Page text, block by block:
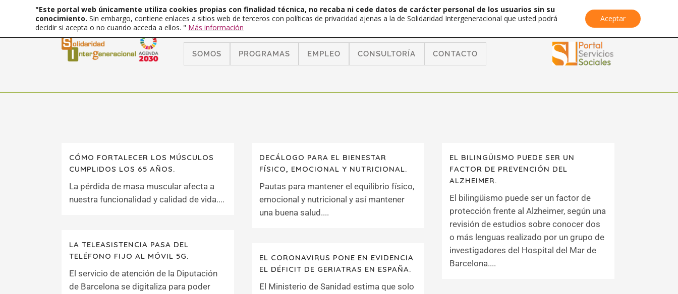
SOMOS PROGRAMAS EMPLEO CONSULTORÍA CONTACTO
CÓMO FORTALECER LOS MÚSCULOS
CUMPLIDOS LOS 65 AÑOS.
La pérdida de masa muscular afecta a
nuestra funcionalidad y calidad de vida....
DECÁLOGO PARA EL BIENESTAR
FÍSICO, EMOCIONAL Y NUTRICIONAL.
Pautas para mantener el equilibrio físico,
emocional y nutricional y así mantener
una buena salud....
EL BILINGÜISMO PUEDE SER UN
FACTOR DE PREVENCIÓN DEL
ALZHEIMER.
El bilingüismo puede ser un factor de
protección frente al Alzheimer, según una
revisión de estudios sobre conocer dos
o más lenguas realizado por un grupo de
investigadores del Hospital del Mar de
Barcelona....
LA TELEASISTENCIA PASA DEL
TELÉFONO FIJO AL MÓVIL 5G.
El servicio de atención de la Diputación
de Barcelona se digitaliza para poder
EL CORONAVIRUS PONE EN EVIDENCIA
EL DÉFICIT DE GERIATRAS EN ESPAÑA.
El Ministerio de Sanidad estima que solo
"Este portal web únicamente utiliza cookies propias con finalidad técnica, no recaba ni cede datos de carácter personal de los usuarios sin su
conocimiento. Sin embargo, contiene enlaces a sitios web de terceros con políticas de privacidad ajenas a la de Solidaridad Intergeneracional que usted podrá
decidir si acepta o no cuando acceda a ellos. " Más información
Aceptar